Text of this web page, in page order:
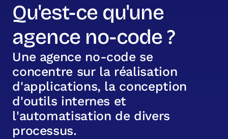
Qu'est-ce qu'une
agence no-code ?
Une agence no-code se
concentre sur la réalisation
d'applications, la conception
d'outils internes et
l'automatisation de divers
processus.